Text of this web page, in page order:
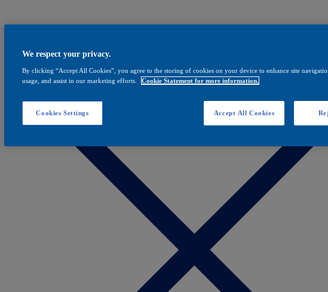
We respect your privacy.
By clicking “Accept All Cookies”, you agree to the storing of cookies on your device to enhance site
usage, and assist in our marketing efforts.
Cookie Statement for more information.
Cookies Settings Accept All Cookies